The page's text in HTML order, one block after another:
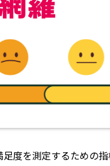
度を測定するための指